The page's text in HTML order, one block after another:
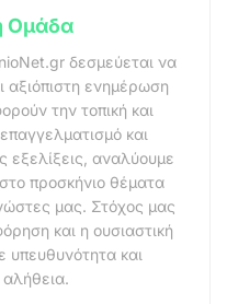
Ομάδα
δεσμεύεται να
αξιόπιστη ενημέρωση
την τοπική και
και
εξελίξεις, αναλύουμε
προσκήνιο θέματα
μας. Στόχος μας
και η ουσιαστική
και